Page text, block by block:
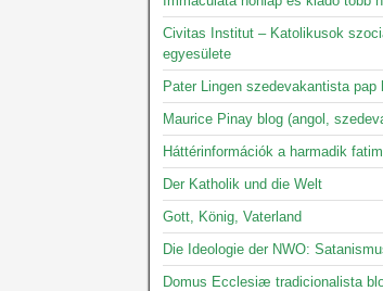
Civitas Institut – Katolikusok
egyesülete
Pater Lingen szedevakantista pap
Maurice Pinay blog (angol,
Háttérinformációk a harmadik
Der Katholik und die Welt
Gott, König, Vaterland
Die Ideologie der NWO:
Domus Ecclesiæ tradicionalista